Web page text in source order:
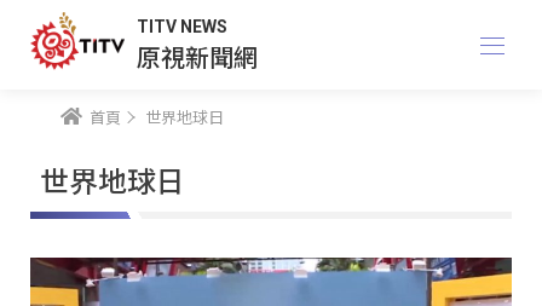
TITV NEWS
原視新聞網
首頁 世界地球日
世界地球日